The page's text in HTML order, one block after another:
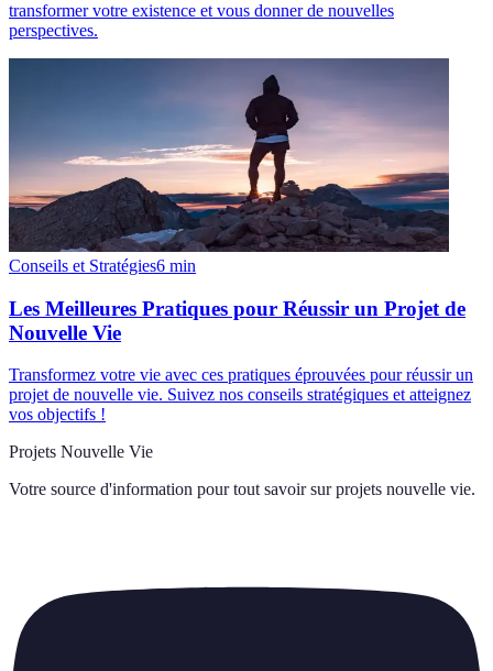
transformer votre existence et vous donner de nouvelles
perspectives.
Conseils et Stratégies6 min
Les Meilleures Pratiques pour Réussir un Projet de
Nouvelle Vie
Transformez votre vie avec ces pratiques éprouvées pour réussir un
projet de nouvelle vie. Suivez nos conseils stratégiques et atteignez
vos objectifs !
Projets Nouvelle Vie
Votre source d'information pour tout savoir sur projets nouvelle vie.